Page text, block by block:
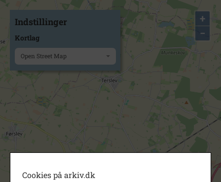
+
−
Indstillinger
Kortlag
Open Street Map
Cookies på arkiv.dk